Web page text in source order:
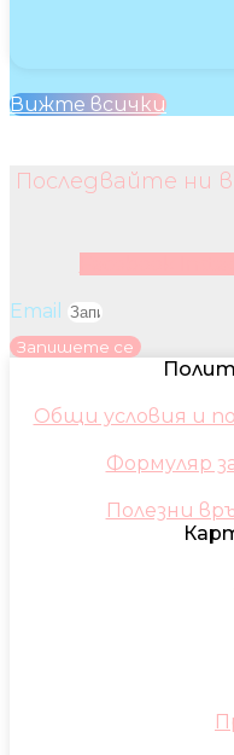
Вижте всички
Последвайте ни
Email
Запишете се
Общи условия и
Формуляр
Полезни